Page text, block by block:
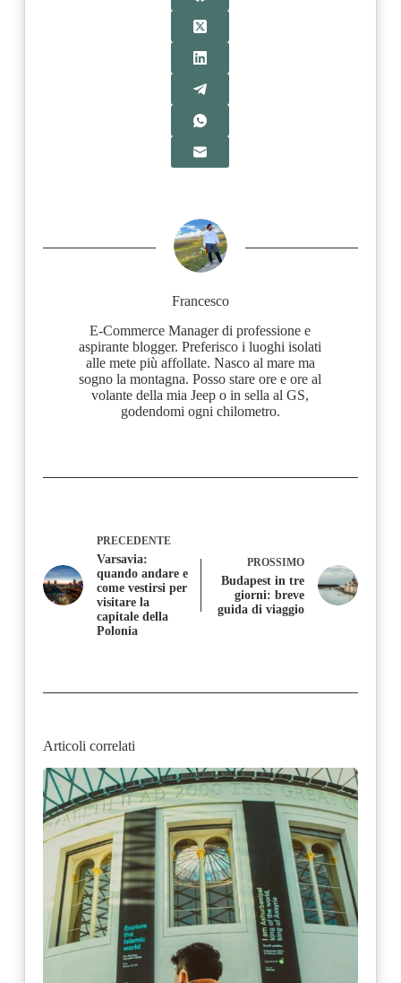
Francesco
E-Commerce Manager di professione e
aspirante blogger. Preferisco i luoghi isolati
alle mete più affollate. Nasco al mare ma
sogno la montagna. Posso stare ore e ore al
volante della mia Jeep o in sella al GS,
godendomi ogni chilometro.
PRECEDENTE
Varsavia:
quando andare e
come vestirsi per
visitare la
capitale della
Polonia
PROSSIMO
Budapest in tre
giorni: breve
guida di viaggio
Articoli correlati